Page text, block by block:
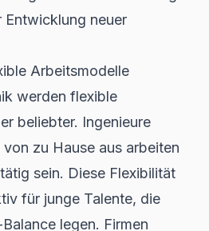
neuer
Arbeitsmodelle
werden flexible
beliebter. Ingenieure
zu Hause aus arbeiten
sein. Diese Flexibilität
für junge Talente, die
legen. Firmen